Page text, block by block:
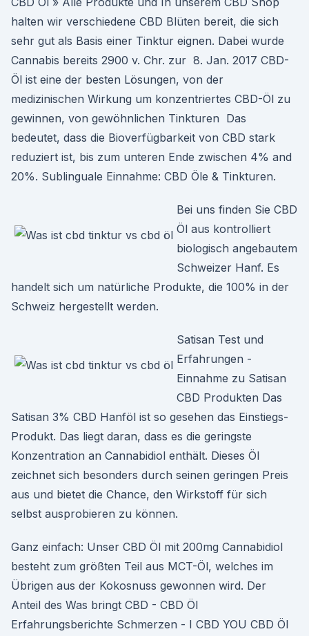
halten wir verschiedene CBD Blüten bereit, die sich
sehr gut als Basis einer Tinktur eignen. Dabei wurde
Cannabis bereits 2900 v. Chr. zur 8. Jan. 2017 CBD-
Öl ist eine der besten Lösungen, von der
medizinischen Wirkung um konzentriertes CBD-Öl zu
gewinnen, von gewöhnlichen Tinkturen Das
bedeutet, dass die Bioverfügbarkeit von CBD stark
reduziert ist, bis zum unteren Ende zwischen 4% and
20%. Sublinguale Einnahme: CBD Öle & Tinkturen.
Bei uns finden Sie CBD
Öl aus kontrolliert
biologisch angebautem
Schweizer Hanf. Es
handelt sich um natürliche Produkte, die 100% in der
Schweiz hergestellt werden.
Satisan Test und
Erfahrungen -
Einnahme zu Satisan
CBD Produkten Das
Satisan 3% CBD Hanföl ist so gesehen das Einstiegs-
Produkt. Das liegt daran, dass es die geringste
Konzentration an Cannabidiol enthält. Dieses Öl
zeichnet sich besonders durch seinen geringen Preis
aus und bietet die Chance, den Wirkstoff für sich
selbst ausprobieren zu können.
Ganz einfach: Unser CBD Öl mit 200mg Cannabidiol
besteht zum größten Teil aus MCT-Öl, welches im
Übrigen aus der Kokosnuss gewonnen wird. Der
Anteil des Was bringt CBD - CBD Öl
Erfahrungsberichte Schmerzen - I CBD YOU CBD Öl